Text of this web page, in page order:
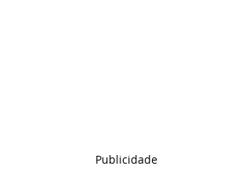
Publicidade